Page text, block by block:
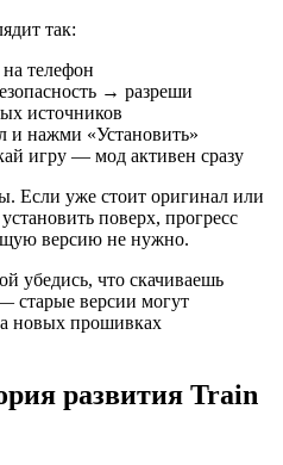
так:
телефон
→ разреши
источников
и нажми «Установить»
игру — мод активен сразу
Если уже стоит оригинал или
поверх, прогресс
версию не нужно.
убедись, что скачиваешь
старые версии могут
новых прошивках
развития Train